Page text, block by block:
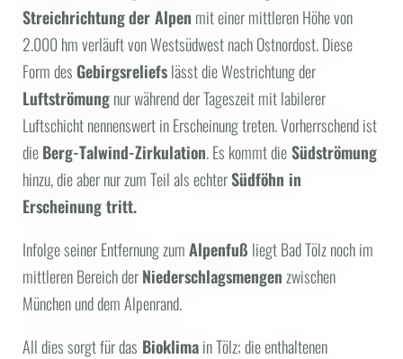
Streichrichtungder Alpen mit einer mittleren Höhe von
2.000 hm verläuft von Westsüdwest nach Ostnordost. Diese
Form des Gebirgsreliefslässt die Westrichtung der
Luftströmungnur während der Tageszeit mit labilerer
Luftschicht nennenswert in Erscheinung treten. Vorherrschend ist
dieBerg-Talwind-Zirkulation. Es kommt dieSüdströmung
hinzu, die aber nur zum Teil als echterSüdföhn in
Erscheinung tritt.
Infolge seiner Entfernung zumAlpenfuß liegt Bad Tölz noch im
mittleren Bereich derNiederschlagsmengenzwischen
München und dem Alpenrand.
All dies sorgt für das Bioklimain Tölz; die enthaltenen